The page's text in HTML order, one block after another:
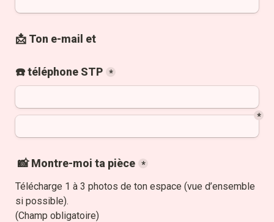
📩 Ton e-mail et
☎️ téléphone STP *
*
📸 Montre-moi ta pièce *
Télécharge 1 à 3 photos de ton espace (vue d’ensemble
si possible).
(Champ obligatoire)